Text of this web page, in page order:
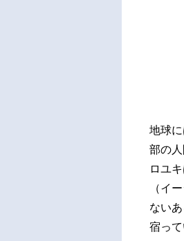
地球
部の
ロユ
（イ
ない
宿っ